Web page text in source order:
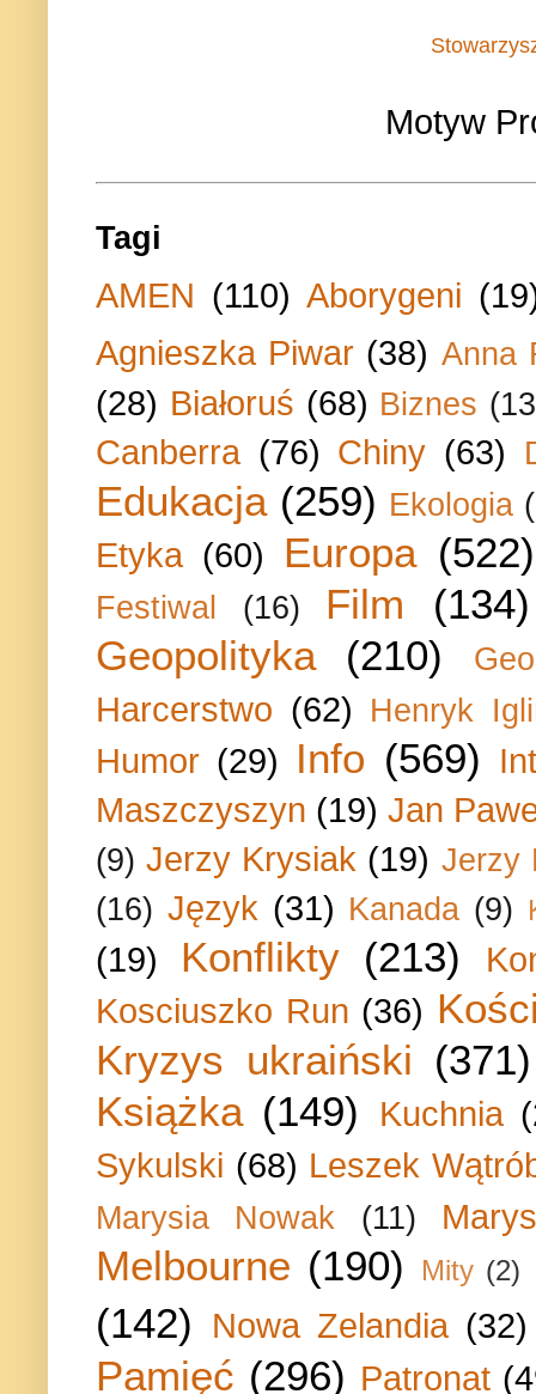
Motyw
Tagi
AMEN (110) Aborygeni
Agnieszka Piwar (38) Anna
(28) Białoruś (68) Biznes
Canberra (76) Chiny (63)
Edukacja (259) Ekologia
Etyka (60) Europa (522)
Festiwal (16) Film
(134)
Geopolityka
(210)
Harcerstwo (62) Henryk
Humor (29) Info (569)
Maszczyszyn (19) Jan
(9) Jerzy Krysiak (19) Jerzy
(16) Język (31) Kanada (9)
(19) Konflikty (213)
Kosciuszko Run (36)
Kryzys ukraiński (371)
Książka (149) Kuchnia
Sykulski (68) Leszek
Marysia Nowak (11)
Melbourne (190) Mity (2)
(142) Nowa Zelandia (32)
Pamięć (296) Patronat